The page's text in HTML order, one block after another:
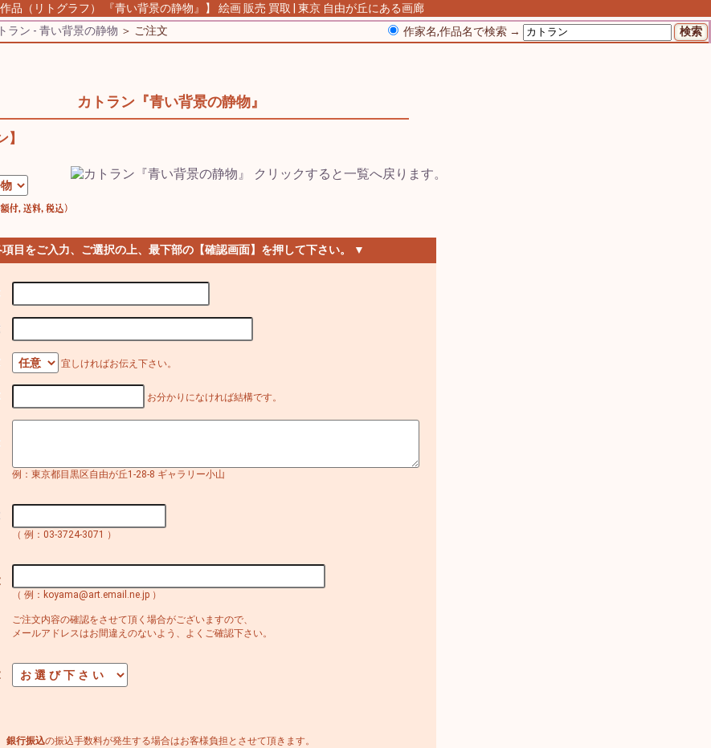
作品（リトグラフ） 『青い背景の静物』】 絵画 販売 買取 | 東京 自由が丘にある画廊
ラン - 青い背景の静物 ＞ ご注文 作家名,作品名で検索 →
カトラン『青い背景の静物』
】
目をご入力、ご選択の上、最下部の【確認画面】を押して下さい。 ▼
宜しければお伝え下さい。
お分かりになければ結構です。
例：東京都目黒区自由が丘1-28-8 ギャラリー小山
（ 例：03-3724-3071 ）
（ 例：koyama@art.email.ne.jp ）
ご注文内容の確認をさせて頂く場合がございますので、
メールアドレスはお間違えのないよう、よくご確認下さい。
銀行振込の振込手数料が発生する場合はお客様負担とさせて頂きます。